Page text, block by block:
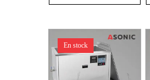
En stock